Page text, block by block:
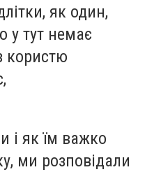
як один,
у тут немає
користю
і як їм важко
ми розповідали